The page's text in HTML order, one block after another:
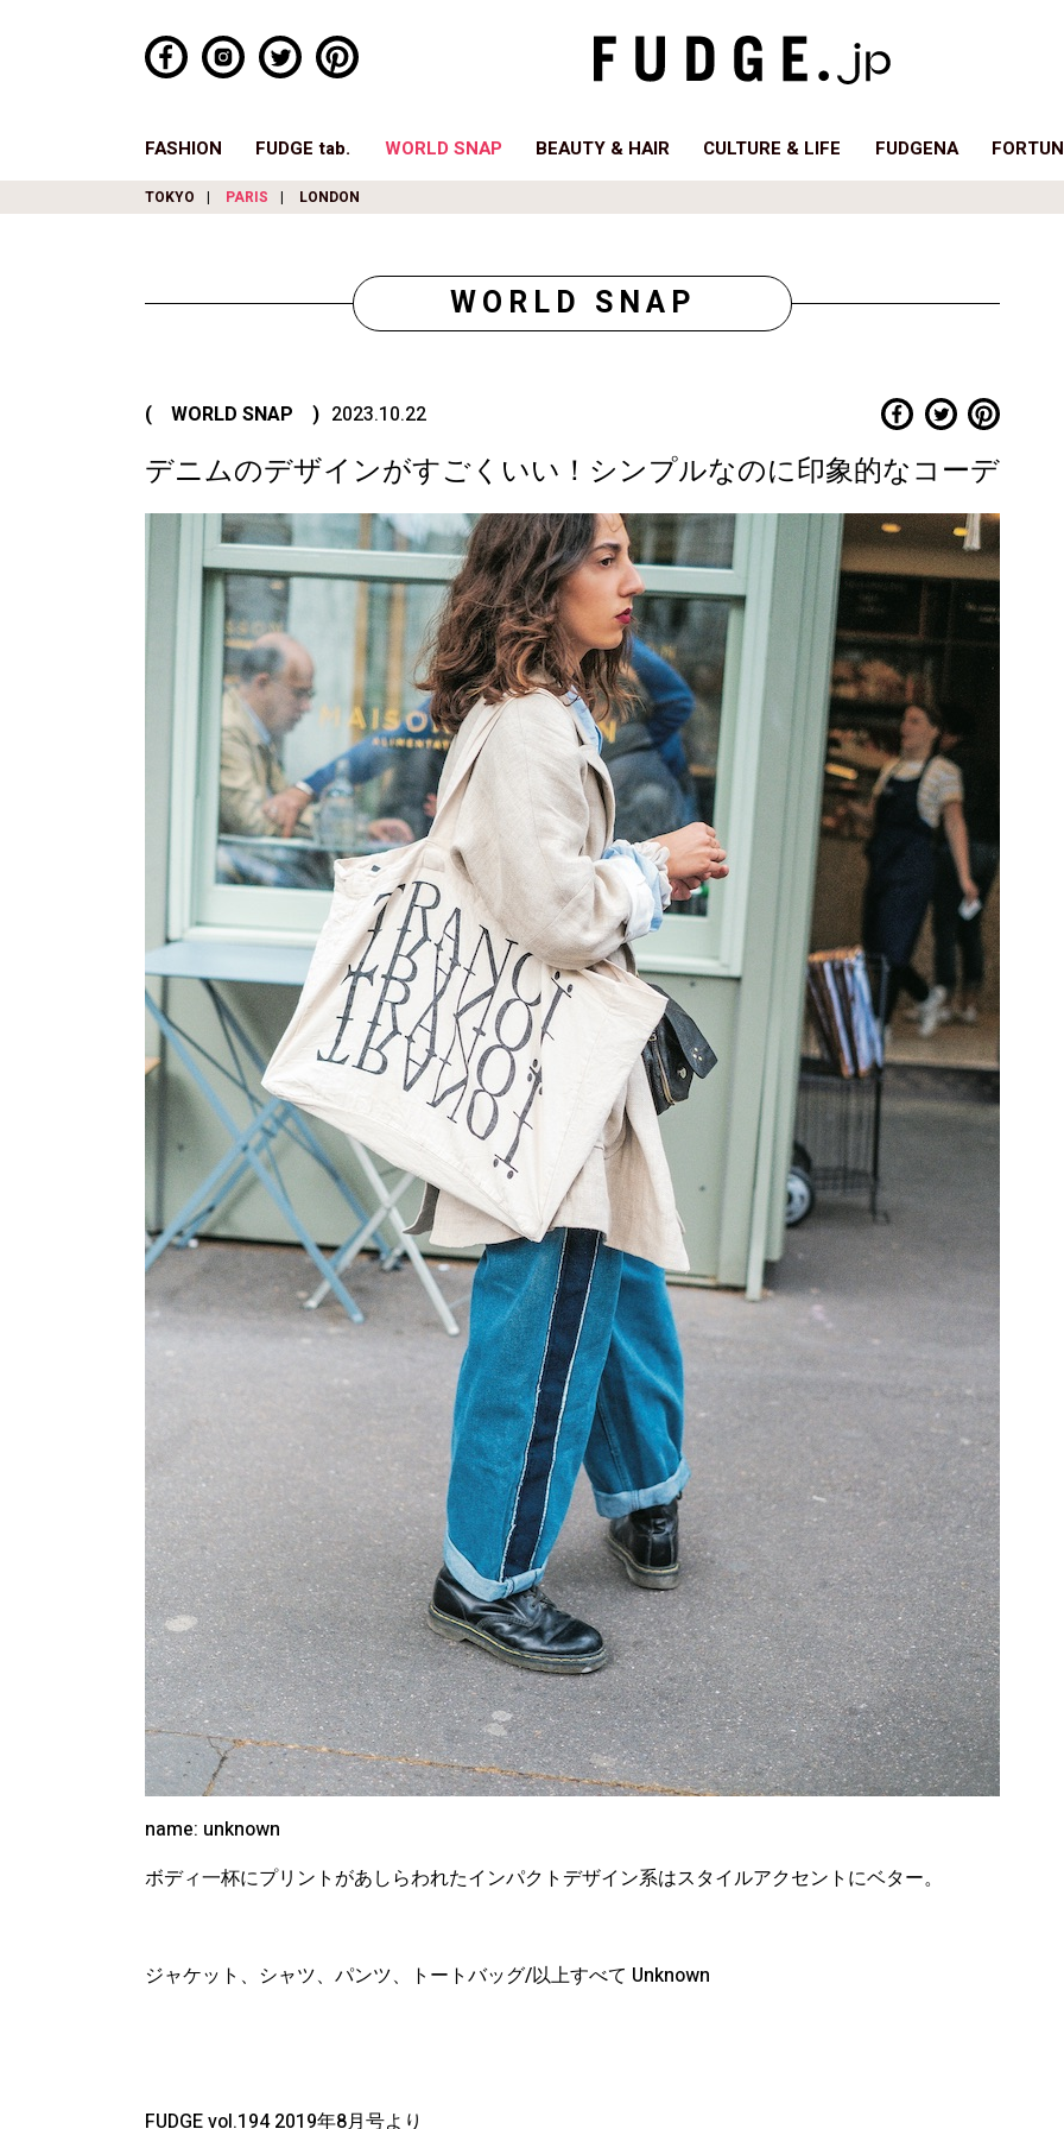
FASHION FUDGE tab. WORLD SNAP BEAUTY & HAIR CULTURE & LIFE FUDGENA
TOKYO PARIS LONDON
WORLD SNAP
( WORLD SNAP ) 2023.10.22
デニムのデザインがすごくいい！シンプルなのに印象的なコーデ
name: unknown
ボディ一杯にプリントがあしらわれたインパクトデザイン系はスタイルアクセントにベター。
ジャケット、シャツ、パンツ、トートバッグ/以上すべて Unknown
FUDGE vol.194 2019年8月号より